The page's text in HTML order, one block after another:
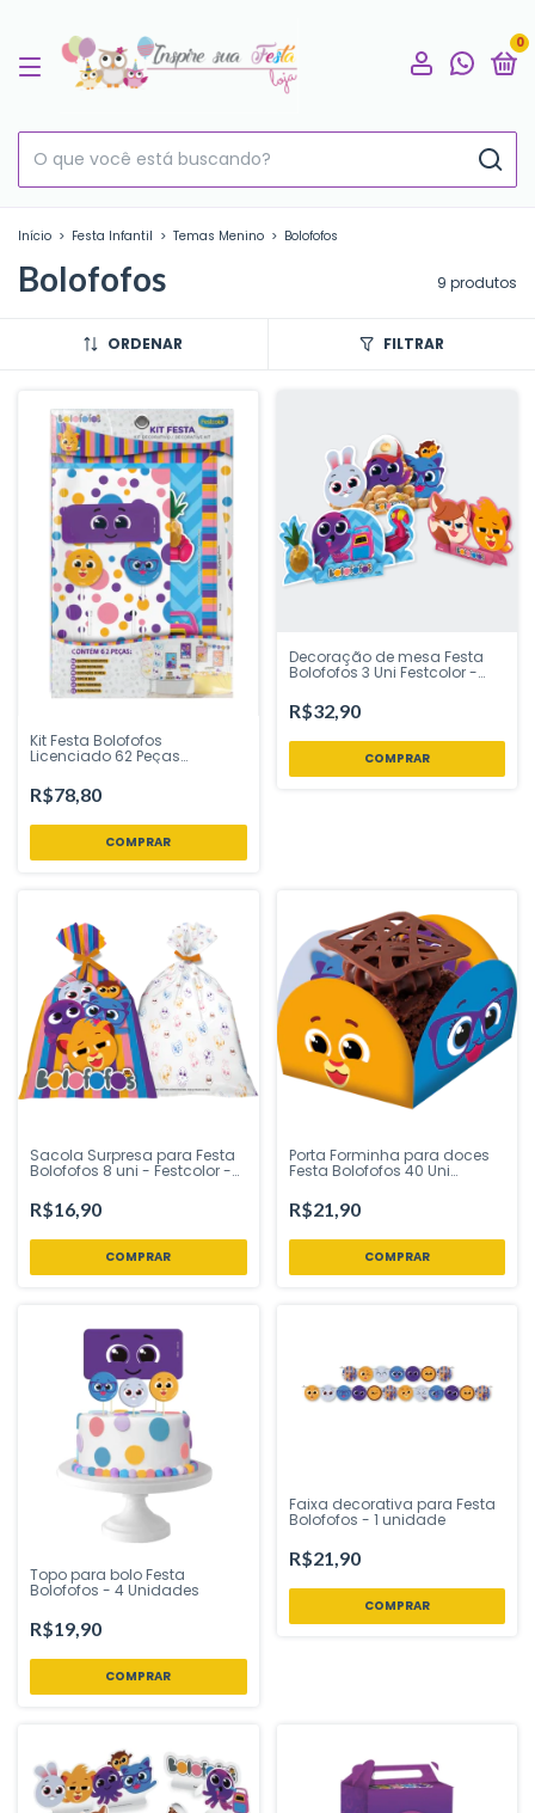
0
Início > Festa Infantil > Temas Menino > Bolofofos
Bolofofos 9 produtos
ORDENAR FILTRAR
Kit Festa Bolofofos
Licenciado 62 Peças
Loja
R$78,80
Decoração de mesa Festa
Bolofofos 3 Uni Festcolor -
R$32,90
Sacola Surpresa para Festa
Bolofofos 8 uni - Festcolor -
R$16,90
Porta Forminha para doces
Festa Bolofofos 40 Uni
Loja
R$21,90
Topo para bolo Festa
Bolofofos - 4 Unidades
R$19,90
Faixa decorativa para Festa
Bolofofos - 1 unidade
R$21,90